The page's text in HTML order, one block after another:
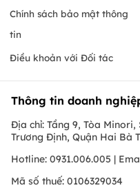
Chính sách bảo mật thông
tin
Điều khoản với Đối tác
Thông tin doanh
Địa chỉ: Tầng 9, Tòa
Trương Định, Quận Hai Bà
Hotline: 0931.006.005 |
Mã số thuế: 0106329034